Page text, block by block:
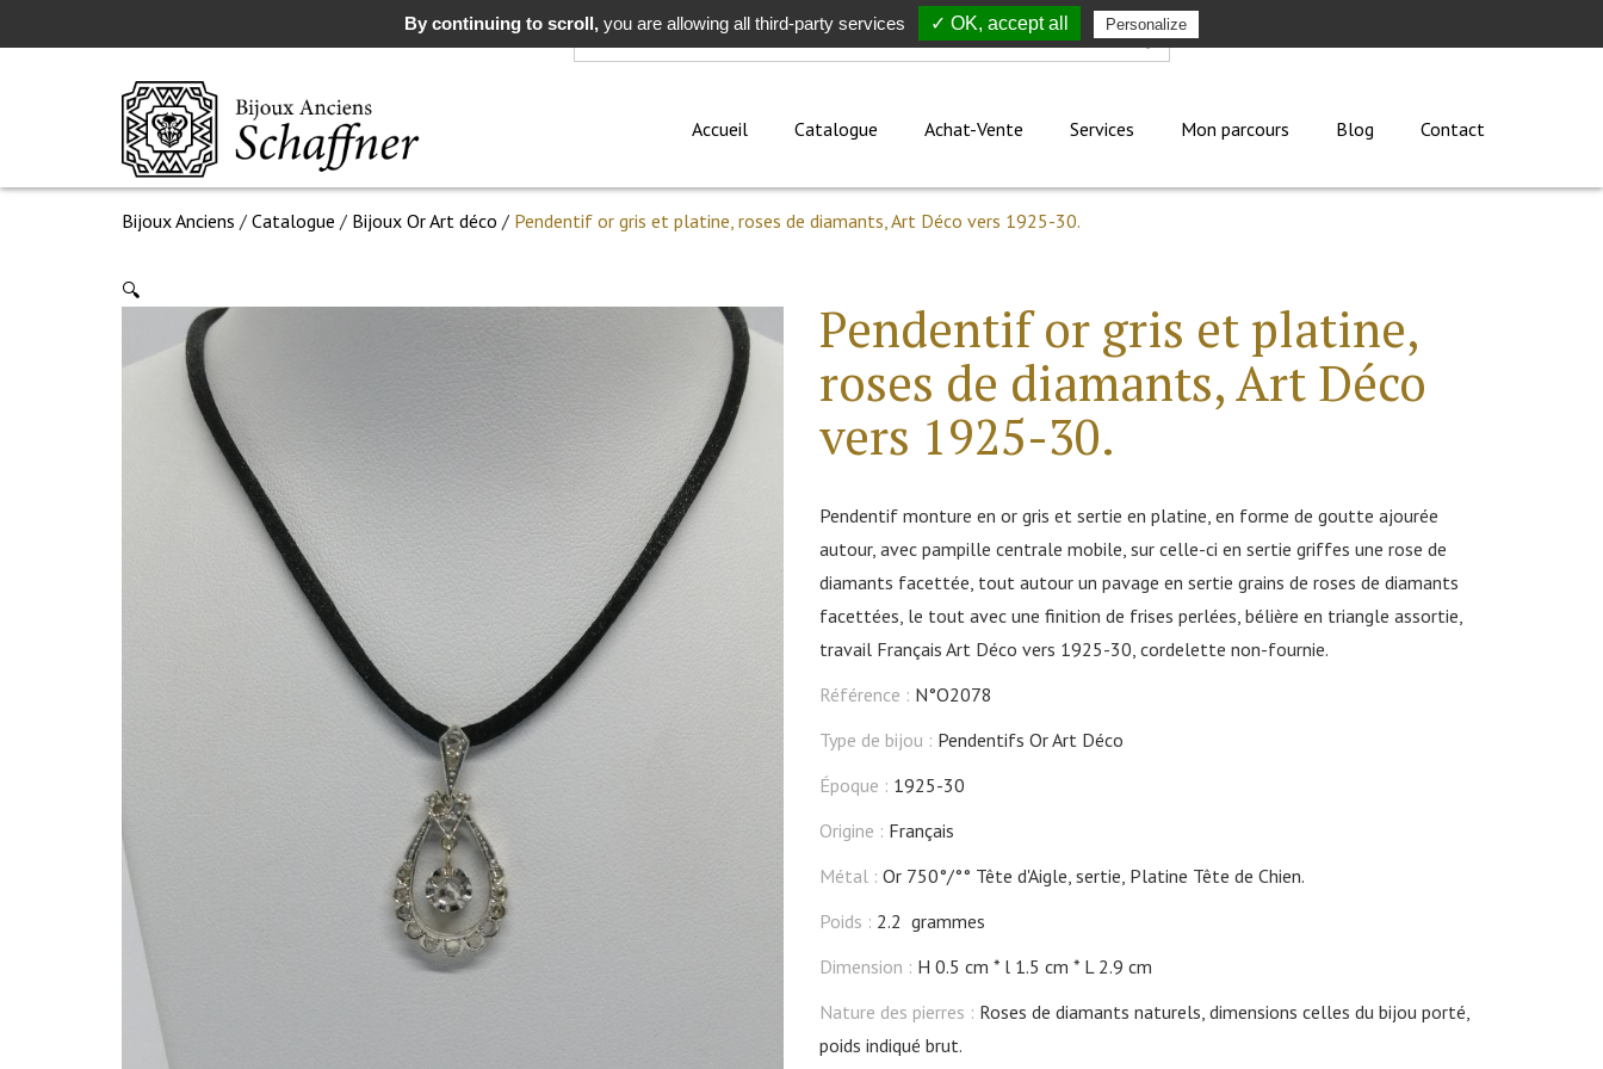
Rechercher
Accueil Catalogue Achat-Vente Services Mon parcours Blog Contact
Bijoux Anciens / Catalogue / Bijoux Or Art déco / Pendentif or gris et platine, roses de diamants, Art Déco vers 1925-30.
🔍
Pendentif or gris et platine,
roses de diamants, Art Déco
vers 1925-30.
Pendentif monture en or gris et sertie en platine, en forme de goutte ajourée
autour, avec pampille centrale mobile, sur celle-ci en sertie griffes une rose de
diamants facettée, tout autour un pavage en sertie grains de roses de diamants
facettées, le tout avec une finition de frises perlées, bélière en triangle assortie,
travail Français Art Déco vers 1925-30, cordelette non-fournie.
Référence : N°O2078
Type de bijou : Pendentifs Or Art Déco
Époque : 1925-30
Origine : Français
Métal : Or 750°/°° Tête d'Aigle, sertie, Platine Tête de Chien.
Poids : 2.2 grammes
Dimension : H 0.5 cm l 1.5 cm
L 2.9 cm
Nature des pierres : Roses de diamants naturels, dimensions celles du bijou porté,
poids indiqué brut.
By continuing to scroll,you are allowing all third-party services ✓ OK, accept all Personalize